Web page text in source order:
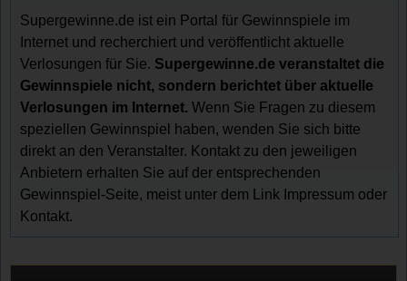
Supergewinne.de ist ein Portal für Gewinnspiele im
Internet und recherchiert und veröffentlicht aktuelle
Verlosungen für Sie. Supergewinne.de veranstaltet die
Gewinnspiele nicht, sondern berichtet über aktuelle
Verlosungen im Internet. Wenn Sie Fragen zu diesem
speziellen Gewinnspiel haben, wenden Sie sich bitte
direkt an den Veranstalter. Kontakt zu den jeweiligen
Anbietern erhalten Sie auf der entsprechenden
Gewinnspiel-Seite, meist unter dem Link Impressum oder
Kontakt.